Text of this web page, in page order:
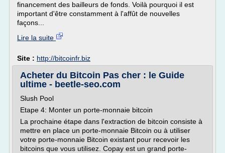
financement des bailleurs de fonds. Voilà pourquoi il est
important d'être constamment à l'affût de nouvelles
façons...
Lire la suite
Site : http://bitcoinfr.biz
Acheter du Bitcoin Pas cher : le Guide
ultime - beetle-seo.com
Slush Pool
Etape 4: Monter un porte-monnaie bitcoin
La prochaine étape dans l'extraction de bitcoin consiste à
mettre en place un porte-monnaie Bitcoin ou à utiliser
votre porte-monnaie Bitcoin existant pour recevoir les
bitcoins que vous utilisez. Copay est un grand porte-